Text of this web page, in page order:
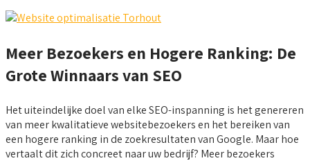
Meer Bezoekers en Hogere Ranking: De
Grote Winnaars van SEO
Het uiteindelijke doel van elke SEO-inspanning is het genereren
van meer kwalitatieve websitebezoekers en het bereiken van
een hogere ranking in de zoekresultaten van Google. Maar hoe
vertaalt dit zich concreet naar uw bedrijf? Meer bezoekers